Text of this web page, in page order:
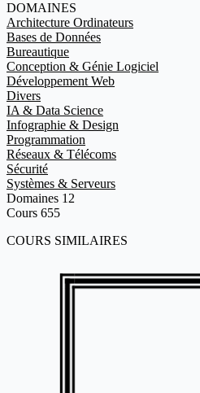
DOMAINES
Architecture Ordinateurs
Bases de Données
Bureautique
Conception & Génie Logiciel
Développement Web
Divers
IA & Data Science
Infographie & Design
Programmation
Réseaux & Télécoms
Sécurité
Systèmes & Serveurs
Domaines 12
Cours 655
COURS SIMILAIRES